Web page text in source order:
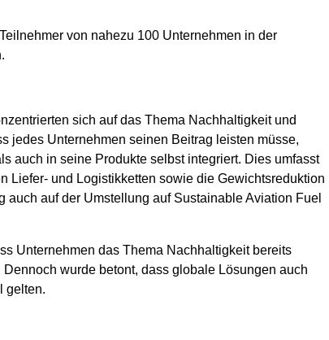
von nahezu 100 Unternehmen in der
sich auf das Thema Nachhaltigkeit und
jedes Unternehmen seinen Beitrag leisten müsse,
auch in seine Produkte selbst integriert. Dies umfasst
Liefer- und Logistikketten sowie die Gewichtsreduktion
auf der Umstellung auf Sustainable Aviation Fuel
Unternehmen das Thema Nachhaltigkeit bereits
wurde betont, dass globale Lösungen auch
gelten.